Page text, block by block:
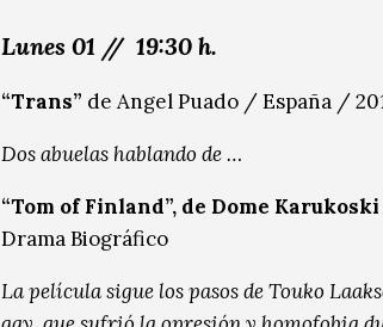
Lunes 01 // 19:30 h.
“Trans” de Angel Puado / España /
Dos abuelas hablando de …
“Tom of Finland”, de Dome Karukoski
Drama Biográfico
La película sigue los pasos de Touko